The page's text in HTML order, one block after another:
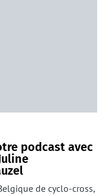
podcast avec
de cyclo-cross,